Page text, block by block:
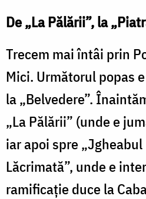
De „La Pălării”, la
Trecem mai întâi prin
Mici. Următorul popas
la „Belvedere”.
„La Pălării” (unde e
iar apoi spre
Lăcrimată”, unde e
ramificație duce la